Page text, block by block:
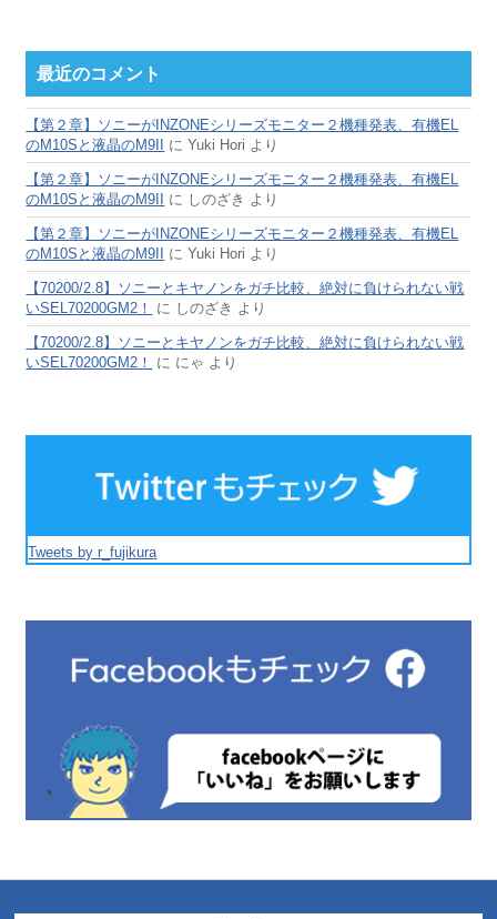
最近のコメント
【第２章】ソニーがINZONEシリーズモニター２機種発表、有機EL
のM10Sと液晶のM9II
にYuki Hori より
【第２章】ソニーがINZONEシリーズモニター２機種発表、有機EL
のM10Sと液晶のM9II
に しのざき より
【第２章】ソニーがINZONEシリーズモニター２機種発表、有機EL
のM10Sと液晶のM9II
にYuki Hori より
【70200/2.8】ソニーとキヤノンをガチ比較、絶対に負けられない戦
いSEL70200GM2！
に しのざき より
【70200/2.8】ソニーとキヤノンをガチ比較、絶対に負けられない戦
いSEL70200GM2！
に にゃ より
Tweets by r_fujikura